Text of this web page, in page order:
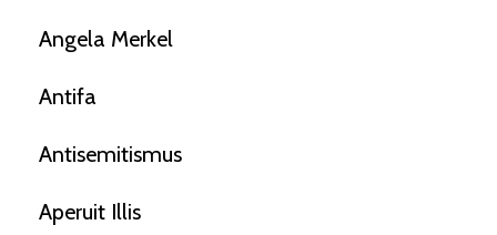
Angela Merkel
Antifa
Antisemitismus
Aperuit Illis